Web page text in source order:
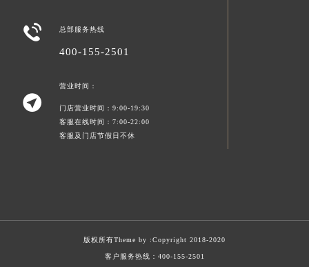
 总部服务热线
400-155-2501

营业时间：
门店营业时间：9:00-19:30
客服在线时间：7:00-22:00
客服及门店节假日不休
版权所有Theme by :Copyright 2018-2020
客户服务热线： 400-155-2501